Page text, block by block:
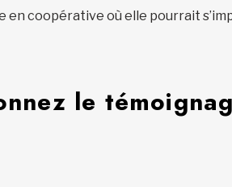
en coopérative où elle pourrait
le